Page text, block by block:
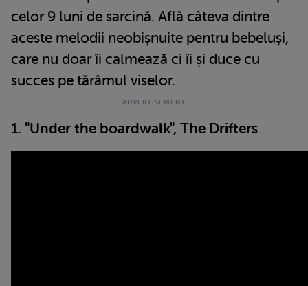
celor 9 luni de sarcină. Află câteva dintre
aceste melodii neobișnuite pentru bebeluși,
care nu doar îi calmează ci îi și duce cu
succes pe tărâmul viselor.
1. "Under the boardwalk", The Drifters